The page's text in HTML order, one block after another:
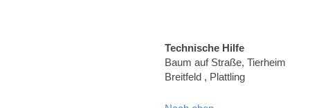
Technische Hilfe
Baum auf Straße, Tierheim
Breitfeld , Plattling